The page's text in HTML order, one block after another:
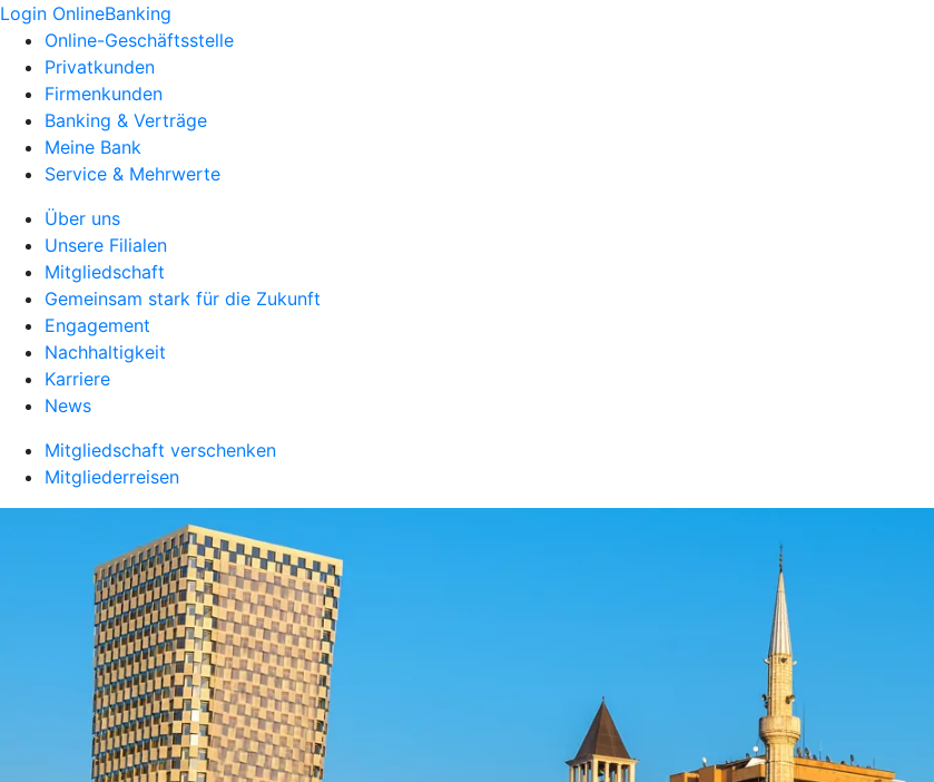
Login OnlineBanking
Online-Geschäftsstelle
Privatkunden
Firmenkunden
Banking & Verträge
Meine Bank
Service & Mehrwerte
Über uns
Unsere Filialen
Mitgliedschaft
Gemeinsam stark für die Zukunft
Engagement
Nachhaltigkeit
Karriere
News
Mitgliedschaft verschenken
Mitgliederreisen